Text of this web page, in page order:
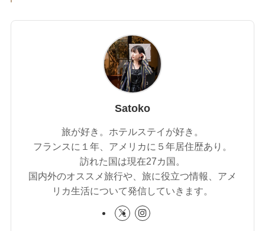
Satoko
旅が好き。ホテルステイが好き。
フランスに１年、アメリカに５年居住歴あり。
訪れた国は現在27カ国。
国内外のオススメ旅行や、旅に役立つ情報、アメ
リカ生活について発信していきます。